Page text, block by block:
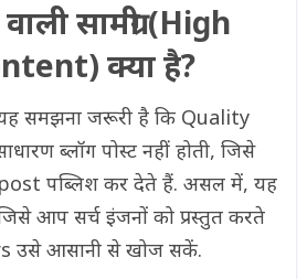
सामग्री (High
क्या है?
समझना जरूरी है कि Quality
ब्लॉग पोस्ट नहीं होती, जिसे
पब्लिश कर देते हैं. असल में, यह
आप सर्च इंजनों को प्रस्तुत करते
उसे आसानी से खोज सकें.